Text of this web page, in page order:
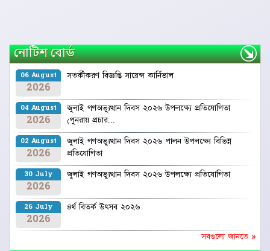
নোটিশ বোর্ড
06 August
2026
সতর্কীকরণ বিজ্ঞপ্তি ‍সায়েন্স কার্নিভাল
04 August
2026
জুলাই গণঅভ্যুত্থান দিবস ২০২৬ উপলক্ষ্যে প্রতিযোগিতা
(পুনরায় প্রচার...
02 August
2026
জুলাই গণঅভ্যুত্থান দিবস ২০২৬ পালন উপলক্ষ্যে বিভিন্ন
প্রতিযোগিতা
30 July
2026
জুলাই গণঅভ্যুত্থান দিবস ২০২৬ উপলক্ষ্যে প্রতিযোগিতা
26 July
2026
৪র্থ বিতর্ক উৎসব ২০২৬
সবগুলো জানতে »